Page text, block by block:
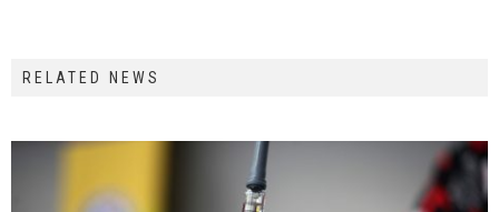
RELATED NEWS